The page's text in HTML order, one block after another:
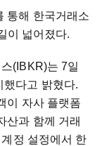
통해 한국거래소
이 넓어졌다.
(IBKR)는 7일
했다고 밝혔다.
이 자사 플랫폼
산과 함께 거래
정 설정에서 한